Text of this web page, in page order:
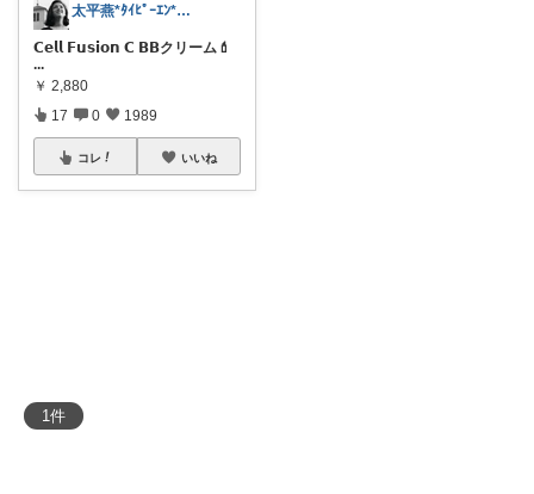
1件
太平燕*ﾀｲﾋﾟｰｴﾝ*熊本は負けんバイ
𝗖𝗲𝗹𝗹 𝗙𝘂𝘀𝗶𝗼𝗻 𝗖 𝗕𝗕クリーム💄
...
￥ 2,880
17 0 1989
コレ いいね